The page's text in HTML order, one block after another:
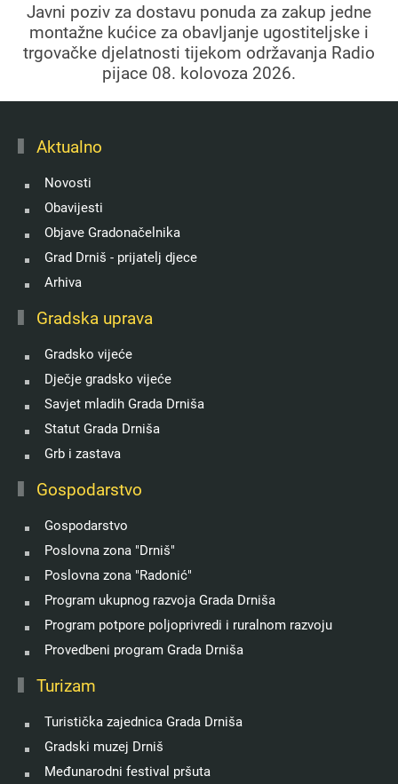
Javni poziv za dostavu ponuda za zakup jedne
montažne kućice za obavljanje ugostiteljske i
trgovačke djelatnosti tijekom održavanja Radio
pijace 08. kolovoza 2026.
Aktualno
Novosti
Obavijesti
Objave Gradonačelnika
Grad Drniš - prijatelj djece
Arhiva
Gradska uprava
Gradsko vijeće
Dječje gradsko vijeće
Savjet mladih Grada Drniša
Statut Grada Drniša
Grb i zastava
Gospodarstvo
Gospodarstvo
Poslovna zona "Drniš"
Poslovna zona "Radonić"
Program ukupnog razvoja Grada Drniša
Program potpore poljoprivredi i ruralnom razvoju
Provedbeni program Grada Drniša
Turizam
Turistička zajednica Grada Drniša
Gradski muzej Drniš
Međunarodni festival pršuta